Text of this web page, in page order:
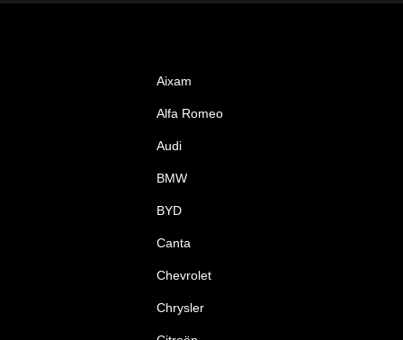
Aixam
Alfa Romeo
Audi
BMW
BYD
Canta
Chevrolet
Chrysler